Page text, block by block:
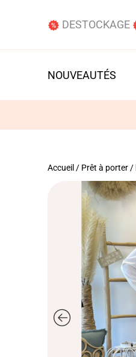
DESTOCKAGE
NOUVEAUTÉS
Accueil / Prêt à porter /